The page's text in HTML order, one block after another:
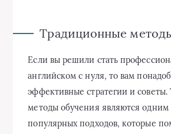
Традиционные
Если вы решили стать
английском с нуля, то вам
эффективные стратегии и
методы обучения являются одним
популярных подходов, которые